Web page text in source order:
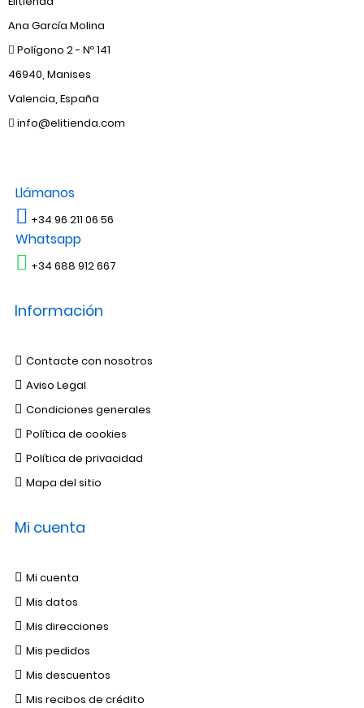
Ana García Molina
Polígono 2 - Nº 141
46940, Manises
Valencia, España
info@elitienda.com
Llámanos
+34 96 211 06 56
Whatsapp
+34 688 912 667
Información
Contacte con nosotros
Aviso Legal
Condiciones generales
Política de cookies
Política de privacidad
Mapa del sitio
Mi cuenta
Mi cuenta
Mis datos
Mis direcciones
Mis pedidos
Mis descuentos
Mis recibos de crédito